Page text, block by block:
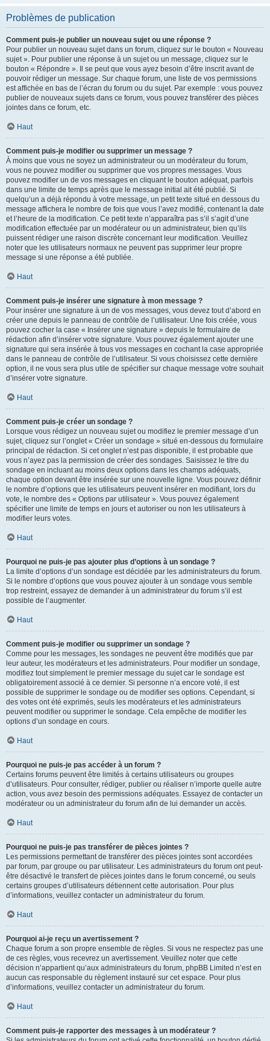
Problèmes de publication
Comment puis-je publier un nouveau sujet ou une réponse ?
Pour publier un nouveau sujet dans un forum, cliquez sur le bouton « Nouveau
sujet ». Pour publier une réponse à un sujet ou un message, cliquez sur le
bouton « Répondre ». Il se peut que vous ayez besoin d’être inscrit avant de
pouvoir rédiger un message. Sur chaque forum, une liste de vos permissions
est affichée en bas de l’écran du forum ou du sujet. Par exemple : vous pouvez
publier de nouveaux sujets dans ce forum, vous pouvez transférer des pièces
jointes dans ce forum, etc.
Haut
Comment puis-je modifier ou supprimer un message ?
À moins que vous ne soyez un administrateur ou un modérateur du forum,
vous ne pouvez modifier ou supprimer que vos propres messages. Vous
pouvez modifier un de vos messages en cliquant le bouton adéquat, parfois
dans une limite de temps après que le message initial ait été publié. Si
quelqu’un a déjà répondu à votre message, un petit texte situé en dessous du
message affichera le nombre de fois que vous l’avez modifié, contenant la date
et l’heure de la modification. Ce petit texte n’apparaîtra pas s’il s’agit d’une
modification effectuée par un modérateur ou un administrateur, bien qu’ils
puissent rédiger une raison discrète concernant leur modification. Veuillez
noter que les utilisateurs normaux ne peuvent pas supprimer leur propre
message si une réponse a été publiée.
Haut
Comment puis-je insérer une signature à mon message ?
Pour insérer une signature à un de vos messages, vous devez tout d’abord en
créer une depuis le panneau de contrôle de l’utilisateur. Une fois créée, vous
pouvez cocher la case « Insérer une signature » depuis le formulaire de
rédaction afin d’insérer votre signature. Vous pouvez également ajouter une
signature qui sera insérée à tous vos messages en cochant la case appropriée
dans le panneau de contrôle de l’utilisateur. Si vous choisissez cette dernière
option, il ne vous sera plus utile de spécifier sur chaque message votre souhait
d’insérer votre signature.
Haut
Comment puis-je créer un sondage ?
Lorsque vous rédigez un nouveau sujet ou modifiez le premier message d’un
sujet, cliquez sur l’onglet « Créer un sondage » situé en-dessous du formulaire
principal de rédaction. Si cet onglet n’est pas disponible, il est probable que
vous n’ayez pas la permission de créer des sondages. Saisissez le titre du
sondage en incluant au moins deux options dans les champs adéquats,
chaque option devant être insérée sur une nouvelle ligne. Vous pouvez définir
le nombre d’options que les utilisateurs peuvent insérer en modifiant, lors du
vote, le nombre des « Options par utilisateur ». Vous pouvez également
spécifier une limite de temps en jours et autoriser ou non les utilisateurs à
modifier leurs votes.
Haut
Pourquoi ne puis-je pas ajouter plus d’options à un sondage ?
La limite d’options d’un sondage est décidée par les administrateurs du forum.
Si le nombre d’options que vous pouvez ajouter à un sondage vous semble
trop restreint, essayez de demander à un administrateur du forum s’il est
possible de l’augmenter.
Haut
Comment puis-je modifier ou supprimer un sondage ?
Comme pour les messages, les sondages ne peuvent être modifiés que par
leur auteur, les modérateurs et les administrateurs. Pour modifier un sondage,
modifiez tout simplement le premier message du sujet car le sondage est
obligatoirement associé à ce dernier. Si personne n’a encore voté, il est
possible de supprimer le sondage ou de modifier ses options. Cependant, si
des votes ont été exprimés, seuls les modérateurs et les administrateurs
peuvent modifier ou supprimer le sondage. Cela empêche de modifier les
options d’un sondage en cours.
Haut
Pourquoi ne puis-je pas accéder à un forum ?
Certains forums peuvent être limités à certains utilisateurs ou groupes
d’utilisateurs. Pour consulter, rédiger, publier ou réaliser n’importe quelle autre
action, vous avez besoin des permissions adéquates. Essayez de contacter un
modérateur ou un administrateur du forum afin de lui demander un accès.
Haut
Pourquoi ne puis-je pas transférer de pièces jointes ?
Les permissions permettant de transférer des pièces jointes sont accordées
par forum, par groupe ou par utilisateur. Les administrateurs du forum ont peut-
être désactivé le transfert de pièces jointes dans le forum concerné, ou seuls
certains groupes d’utilisateurs détiennent cette autorisation. Pour plus
d’informations, veuillez contacter un administrateur du forum.
Haut
Pourquoi ai-je reçu un avertissement ?
Chaque forum a son propre ensemble de règles. Si vous ne respectez pas une
de ces règles, vous recevrez un avertissement. Veuillez noter que cette
décision n’appartient qu’aux administrateurs du forum, phpBB Limited n’est en
aucun cas responsable du règlement instauré sur cet espace. Pour plus
d’informations, veuillez contacter un administrateur du forum.
Haut
Comment puis-je rapporter des messages à un modérateur ?